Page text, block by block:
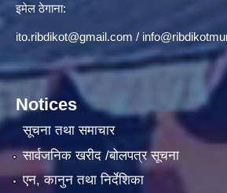
इमेल ठेगाना:
ito.ribdikot@gmail.com /
Notices
सूचना तथा समाचार
सार्वजनिक खरीद /बोलपत्र सूचना
एन, कानुन तथा निर्देशिका